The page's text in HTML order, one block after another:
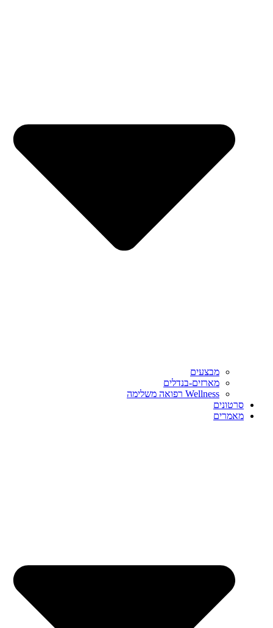
מבצעים
מארזים-בנדלים
Wellness רפואה משלימה
סרטונים
מאמרים